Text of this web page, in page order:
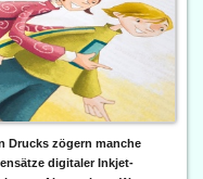
Drucks zögern manche
digitaler Inkjet-